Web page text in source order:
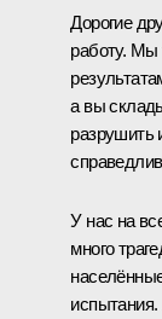
Дорогие
работу. Мы
а вы
разрушить
У нас на
много